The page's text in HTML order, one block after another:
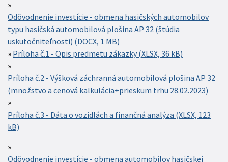
Odôvodnenie investície - obmena hasičských automobilov
typu hasičská automobilová plošina AP 32 (štúdia
uskutočniteľnosti) (DOCX, 1 MB)
Príloha č.1 - Opis predmetu zákazky (XLSX, 36 kB)
Príloha č.2 - Výšková záchranná automobilová plošina AP 32
(množstvo a cenová kalkulácia+prieskum trhu 28.02.2023)
Príloha č.3 - Dáta o vozidlách a finančná analýza (XLSX, 123
kB)
Odôvodnenie investície - obmena automobilov hasičskej